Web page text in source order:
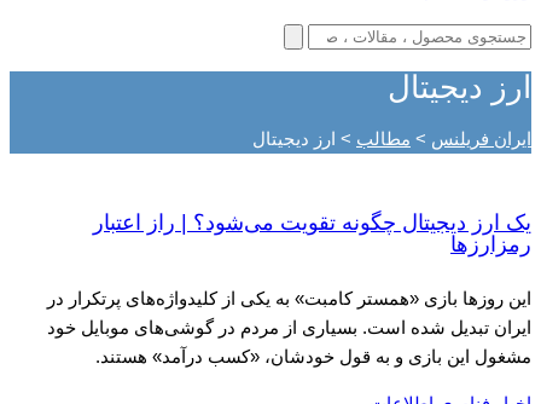
ارز دیجیتال
ایران فریلنس > مطالب > ارز دیجیتال
یک ارز دیجیتال چگونه تقویت می‌شود؟ | راز اعتبار
رمزارزها
این روزها بازی «همستر کامبت» به یکی از کلیدواژه‌های پرتکرار در
ایران تبدیل شده است. بسیاری از مردم در گوشی‌های موبایل خود
مشغول این بازی و به قول خودشان، «کسب درآمد» هستند.